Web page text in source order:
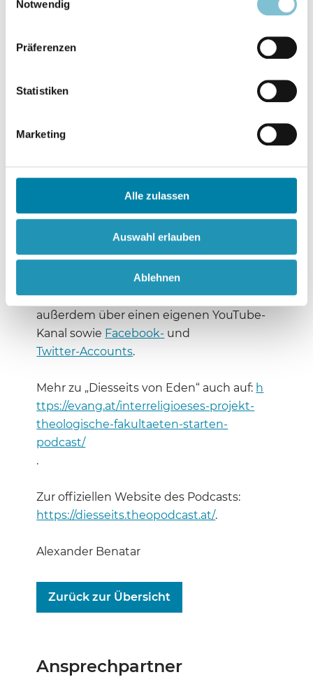
Notwendig
Präferenzen
Statistiken
Marketing
Alle zulassen
Auswahl erlauben
Ablehnen
Medienreferentin der Islamischen
überlieferten Frauenbilder, etwa die Frage,
inwiefern Argumente vermeintlicher
von religiösen Leitungsämtern nach einer
überhaupt noch tragen können. Das
dieses neuen theologischen
Wissenschaftspodcasts aus Österreich ist
jedenfalls vielversprechend. „Diesseits von
Eden“ ist abrufbar über alle gängigen
Podcast-Plattformen und verfügt
außerdem über einen eigenen YouTube-
Kanal sowie Facebook- und
Twitter-Accounts.
Mehr zu „Diesseits von Eden“ auch auf: h
ttps://evang.at/interreligioeses-projekt-
theologische-fakultaeten-starten-
podcast/
.
Zur offiziellen Website des Podcasts:
https://diesseits.theopodcast.at/.
Alexander Benatar
Zurück zur Übersicht
Ansprechpartner